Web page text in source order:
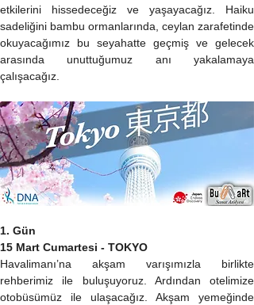
etkilerini hissedeceğiz ve yaşayacağız. Haiku
sadeliğini bambu ormanlarında, ceylan zarafetinde
okuyacağımız bu seyahatte geçmiş ve gelecek
arasında unuttuğumuz anı yakalamaya
çalışacağız.
1. Gün
15 Mart Cumartesi - TOKYO
Havalimanı’na akşam varışımızla birlikte
rehberimiz ile buluşuyoruz. Ardından otelimize
otobüsümüz ile ulaşacağız. Akşam yemeğinde